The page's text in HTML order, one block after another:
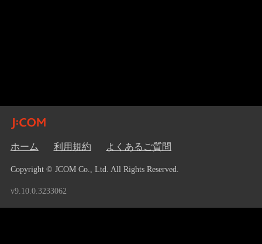
ホーム 利用規約 よくあるご質問
Copyright © JCOM Co., Ltd. All Rights Reserved.
v9.10.0.3233062